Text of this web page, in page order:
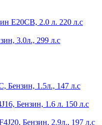
E20CB, 2.0 л. 220 л.с
3.0л., 299 л.с
Бензин, 1.5л., 147 л.с
Бензин, 1.6 л. 150 л.с
Бензин, 2.9л., 197 л.с